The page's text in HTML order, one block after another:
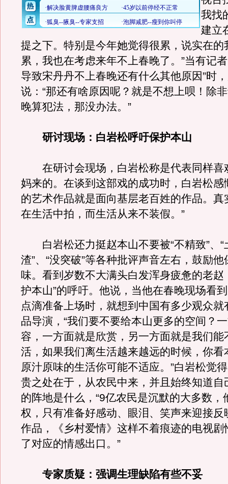
我找
建立
提之下。特别是今年她觉得很累，说实在的
累，我也在考虑来年不上春晚了。”当有记
导致宋丹丹不上春晚还有什么其他原因”时
说：“那还有啥原因呢？就是不想上呗！除
晚算犯法，那没办法。”
研讨现场： 白岩松呼吁保护本山
在研讨会现场，白岩松称是代表同样喜
妈来的。在谈到这部戏的成功时，白岩松感
的艺术作品就是面向基层老百姓的作品。真
在生活中拍，而生活从来不装假。”
白岩松还力挺赵本山不要被“不精致”、“
渣”、“没突破”等各种批评声音左右，鼓励
味。看到岁数不大满头白发浑身疲惫的老赵
护本山”的呼吁。他说，当他在春晚现场看
点滴准备上场时，就想到中国有多少观众就
品导演，“我们要不要给本山更多的空间？
容，一方面就是欣赏，另一方面就是我们能
活，如果我们离生活越来越远的时候，你看
原汁原味的生活你可能不适应。”白岩松觉
贵之处在于，从农民中来，并且始终知道自
的阵地是什么，“9亿农民是沉默的大多数，
权，只有准备好感动、眼泪、笑声来迎接反
作品，《乡村爱情》这样不着痕迹的电视剧
了对应的情感出口。”
专家质疑： 强调生理缺陷有些不妥